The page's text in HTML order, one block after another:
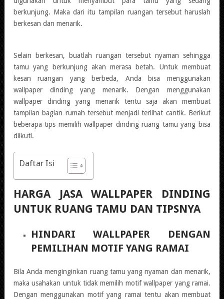
berkunjung. Maka dari itu tampilan ruangan tersebut haruslah
berkesan dan menarik.
Selain berkesan, buatlah ruangan tersebut nyaman sehingga
tamu yang berkunjung akan merasa betah. Untuk membuat
kesan ruangan yang berbeda, Anda bisa menggunakan
wallpaper dinding yang menarik. Dengan menggunakan
wallpaper dinding yang menarik tentu saja akan membuat
tampilan bagian rumah tersebut menjadi terlihat cantik. Berikut
beberapa tips memilih wallpaper dinding ruang tamu yang bisa
diikuti.
Daftar Isi
HARGA JASA WALLPAPER DINDING
UNTUK RUANG TAMU DAN TIPSNYA
HINDARI WALLPAPER DENGAN
PEMILIHAN MOTIF YANG RAMAI
Bila Anda menginginkan ruang tamu yang nyaman dan menarik,
maka usahakan untuk tidak memilih motif wallpaper yang ramai.
Dengan menggunakan motif yang ramai tentu akan membuat